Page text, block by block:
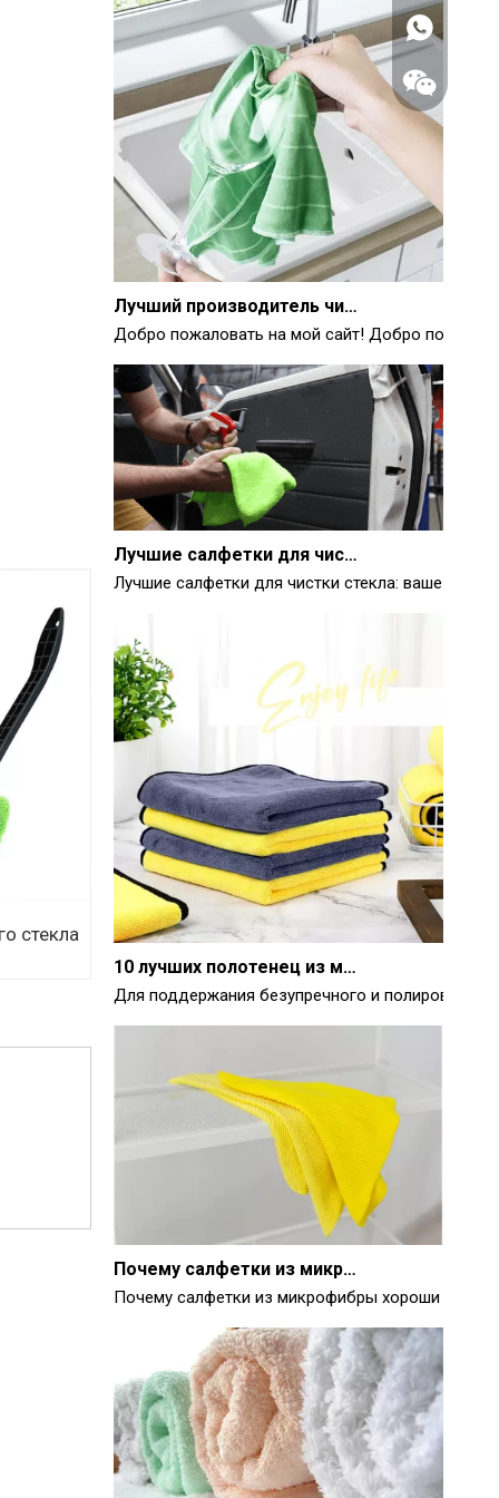
стекла
Лучший производитель чистящих салфеток из микрофибры
Добро пожаловать на мой сайт! Добро
Лучшие салфетки для чистки стекла: ваше
10 лучших полотенец из микрофибры для автомобиля 2025 года
Для поддержания безупречного и
Почему салфетки из микрофибры хороши для
WhatsApp
Вичат